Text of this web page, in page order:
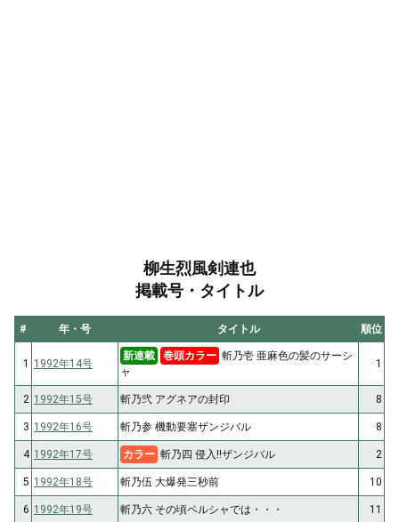
柳生烈風剣連也
掲載号・タイトル
# 年・号 タイトル 順位
1 1992年14号
新連載 巻頭カラー 斬乃壱 亜麻色の髪のサーシ
ャ
1
2 1992年15号 斬乃弐 アグネアの封印 8
3 1992年16号 斬乃参 機動要塞ザンジバル 8
4 1992年17号 カラー 斬乃四 侵入!!ザンジバル 2
5 1992年18号 斬乃伍 大爆発三秒前 10
6 1992年19号 斬乃六 その頃ペルシャでは・・・ 11